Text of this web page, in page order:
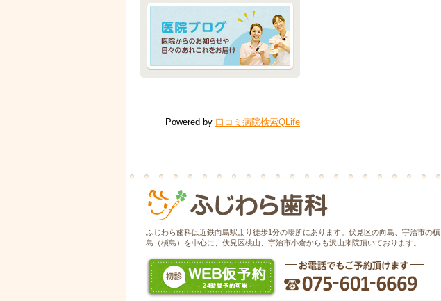
Powered by 口コミ病院検索QLife
ふじわら歯科は近鉄向島駅より徒歩1分の場所にあります。伏見区の向島、宇治市の槙
島（槇島）を中心に、伏見区桃山、宇治市小倉からも沢山来院頂いております。